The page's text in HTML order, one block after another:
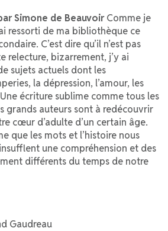
Simone de BeauvoirComme je
ressorti de ma bibliothèque ce
C’est dire qu’il n’est pas
relecture, bizarrement, j’y ai
sujets actuels dont les
la dépression, l’amour, les
écriture sublime comme tous les
grands auteurs sont à redécouvrir
cœur d’adulte d’un certain âge.
que les mots et l’histoire nous
une compréhension et des
différents du temps de notre
Gaudreau